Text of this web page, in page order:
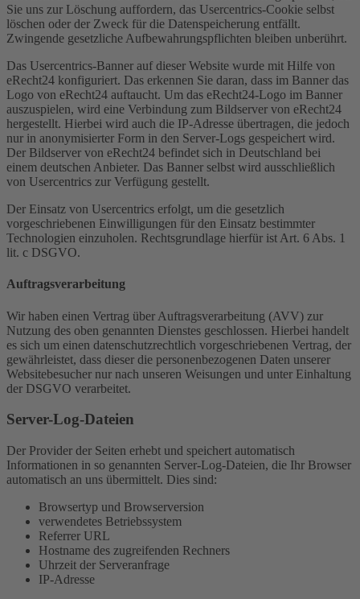
Sie uns zur Löschung auffordern, das Usercentrics-Cookie selbst
löschen oder der Zweck für die Datenspeicherung entfällt.
Zwingende gesetzliche Aufbewahrungspflichten bleiben unberührt.
Das Usercentrics-Banner auf dieser Website wurde mit Hilfe von
eRecht24 konfiguriert. Das erkennen Sie daran, dass im Banner das
Logo von eRecht24 auftaucht. Um das eRecht24-Logo im Banner
auszuspielen, wird eine Verbindung zum Bildserver von eRecht24
hergestellt. Hierbei wird auch die IP-Adresse übertragen, die jedoch
nur in anonymisierter Form in den Server-Logs gespeichert wird.
Der Bildserver von eRecht24 befindet sich in Deutschland bei
einem deutschen Anbieter. Das Banner selbst wird ausschließlich
von Usercentrics zur Verfügung gestellt.
Der Einsatz von Usercentrics erfolgt, um die gesetzlich
vorgeschriebenen Einwilligungen für den Einsatz bestimmter
Technologien einzuholen. Rechtsgrundlage hierfür ist Art. 6 Abs. 1
lit. c DSGVO.
Auftragsverarbeitung
Wir haben einen Vertrag über Auftragsverarbeitung (AVV) zur
Nutzung des oben genannten Dienstes geschlossen. Hierbei handelt
es sich um einen datenschutzrechtlich vorgeschriebenen Vertrag, der
gewährleistet, dass dieser die personenbezogenen Daten unserer
Websitebesucher nur nach unseren Weisungen und unter Einhaltung
der DSGVO verarbeitet.
Server-Log-Dateien
Der Provider der Seiten erhebt und speichert automatisch
Informationen in so genannten Server-Log-Dateien, die Ihr Browser
automatisch an uns übermittelt. Dies sind:
Browsertyp und Browserversion
verwendetes Betriebssystem
Referrer URL
Hostname des zugreifenden Rechners
Uhrzeit der Serveranfrage
IP-Adresse